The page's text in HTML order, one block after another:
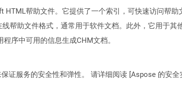
帮助文件。它提供了一个索引，可快速访问帮
帮助文​​件格式，通常用于软件文档。此外，它用于其
序中可用的信息生成CHM文档。
证服务的安全性和弹性。 请详细阅读 [Aspose 的安